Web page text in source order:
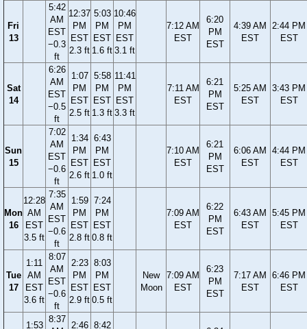
Fri
13
5:42
AM
EST
−0.3
ft
12:37
PM
EST
2.3 ft
5:03
PM
EST
1.6 ft
10:46
PM
EST
3.1 ft
7:12 AM
EST
6:20
PM
EST
4:39 AM
EST
2:44 PM
EST
Sat
14
6:26
AM
EST
−0.5
ft
1:07
PM
EST
2.5 ft
5:58
PM
EST
1.3 ft
11:41
PM
EST
3.3 ft
7:11 AM
EST
6:21
PM
EST
5:25 AM
EST
3:43 PM
EST
Sun
15
7:02
AM
EST
−0.6
ft
1:34
PM
EST
2.6 ft
6:43
PM
EST
1.0 ft
7:10 AM
EST
6:21
PM
EST
6:06 AM
EST
4:44 PM
EST
Mon
16
12:28
AM
EST
3.5 ft
7:35
AM
EST
−0.6
ft
1:59
PM
EST
2.8 ft
7:24
PM
EST
0.8 ft
7:09 AM
EST
6:22
PM
EST
6:43 AM
EST
5:45 PM
EST
Tue
17
1:11
AM
EST
3.6 ft
8:07
AM
EST
−0.6
ft
2:23
PM
EST
2.9 ft
8:03
PM
EST
0.5 ft
New
Moon
7:09 AM
EST
6:23
PM
EST
7:17 AM
EST
6:46 PM
EST
1:53
8:37
2:46 8:42